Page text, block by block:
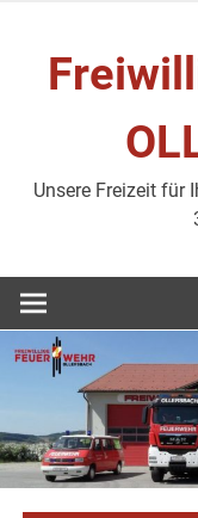
springen
Unsere Freizeit für